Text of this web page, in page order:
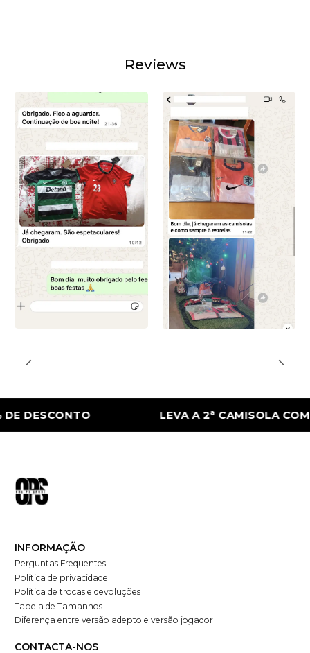
Reviews
LEVA A 2ª CAMISOLA COM 50%
INFORMAÇÃO
Perguntas Frequentes
Política de privacidade
Política de trocas e devoluções
Tabela de Tamanhos
Diferença entre versão adepto e versão jogador
CONTACTA-NOS